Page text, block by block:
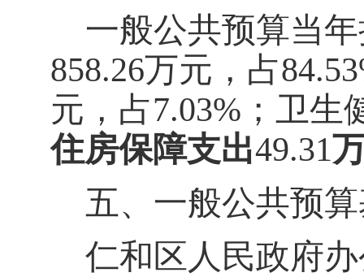
一般公共预算当
858.26万元，占84.53
元，占7.03% ； 卫生
住房保障支出49.31
五、一般公共预
仁和区人民政府